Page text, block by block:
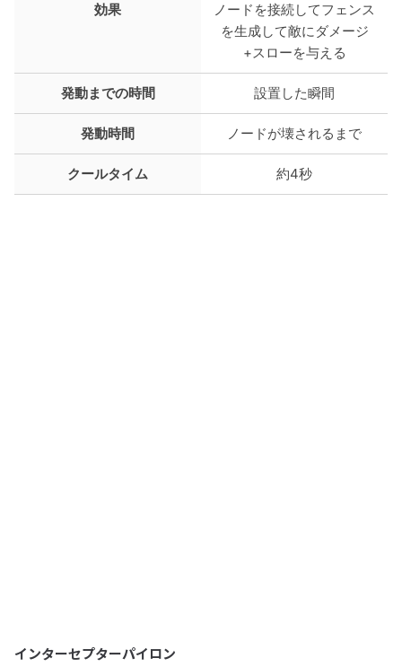
効果
ノードを接続してフェンス
を生成して敵にダメージ
+スローを与える
発動までの時間 設置した瞬間
発動時間 ノードが壊されるまで
クールタイム 約4秒
インターセプターパイロン